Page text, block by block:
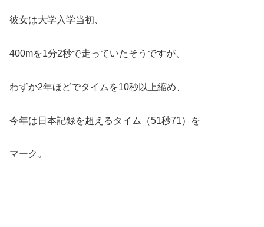
彼女は大学入学当初、
400mを1分2秒で走っていたそうですが、
わずか2年ほどでタイムを10秒以上縮め、
今年は日本記録を超えるタイム（51秒71）を
マーク。